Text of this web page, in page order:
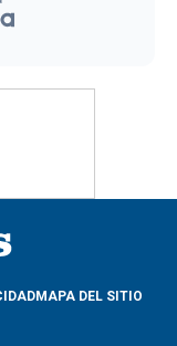
MAPA DEL SITIO